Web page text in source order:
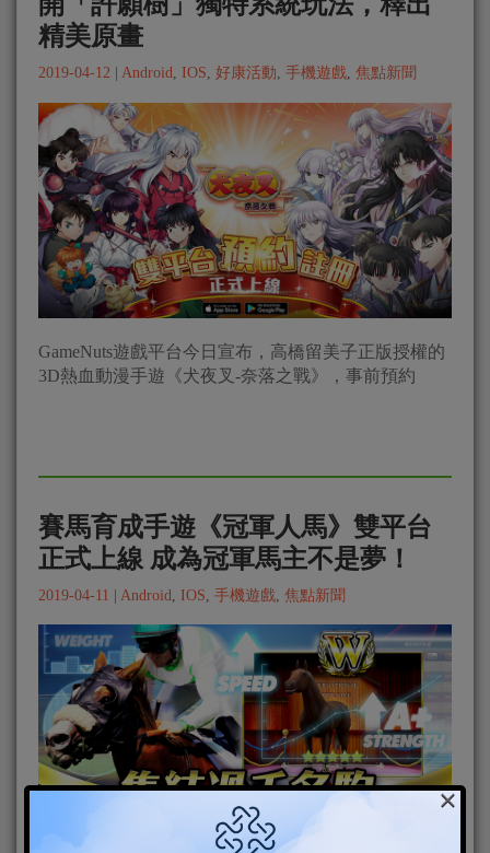
精美原畫
2019-04-12 Android, IOS, 好康活動, 手機遊戲, 焦點新聞
GameNuts遊戲平台今日宣布，高橋留美子正版授權的
3D熱血動漫手遊《犬夜叉-奈落之戰》，事前預約
賽馬育成手遊《冠軍人馬》雙平台
正式上線 成為冠軍馬主不是夢！
2019-04-11 | Android IOS 手機遊戲 焦點新聞
×